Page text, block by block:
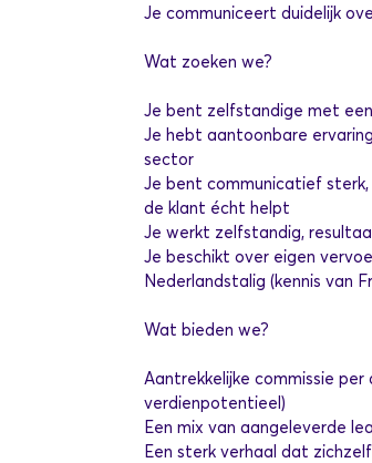
Je communiceert duidelijk
Wat zoeken we?
Je bent zelfstandige met
Je hebt aantoonbare
sector
Je bent communicatief
de klant écht helpt
Je werkt zelfstandig,
Je beschikt over eigen
Nederlandstalig (kennis van
Wat bieden we?
Aantrekkelijke commissie
verdienpotentieel)
Een mix van aangeleverde
Een sterk verhaal dat